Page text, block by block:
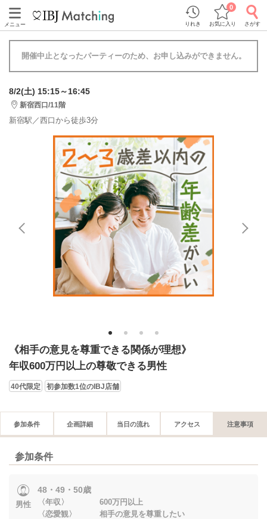
メニュー りれき お気に入り
0
さがす
開催中止となったパーティーのため、お申し込みができません。
8/2(土) 15:15～16:45
新宿西口/11階
新宿駅／西口から徒歩3分
1 2 3 4
《相手の意見を尊重できる関係が理想》
年収600万円以上の尊敬できる男性
40代限定 初参加数1位のIBJ店舗
参加条件 企画詳細 当日の流れ アクセス 注意事項
参加条件
男性
48・49・50歳
〈年収〉 600万円以上
〈恋愛観〉 相手の意見を尊重したい